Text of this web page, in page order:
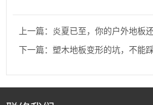
上一篇：炎夏已至，你的户外地板
下一篇：塑木地板变形的坑，不能踩